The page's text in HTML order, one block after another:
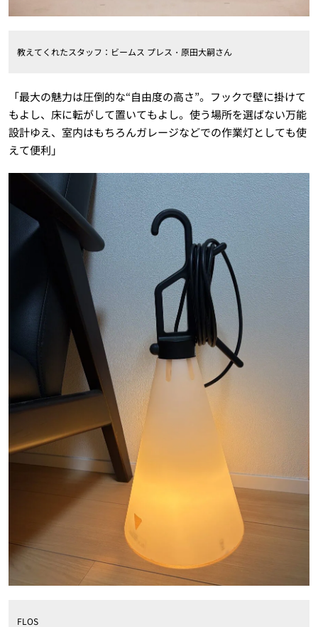
教えてくれたスタッフ：ビームス プレス・原田大嗣さん
「最大の魅力は圧倒的な“自由度の高さ”。フックで壁に掛けて
もよし、床に転がして置いてもよし。使う場所を選ばない万能
設計ゆえ、室内はもちろんガレージなどでの作業灯としても使
えて便利」
FLOS